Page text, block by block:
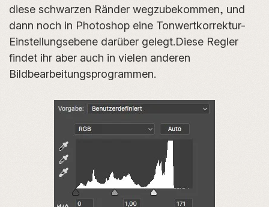
diese schwarzen Ränder wegzubekommen, und
dann noch in Photoshop eine Tonwertkorrektur-
Einstellungsebene darüber gelegt.Diese Regler
findet ihr aber auch in vielen anderen
Bildbearbeitungsprogrammen.